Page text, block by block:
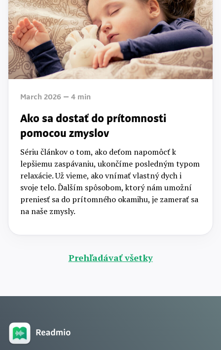
March 2026 4 min
Ako sa dostať do prítomnosti
pomocou zmyslov
Sériu článkov o tom, ako deťom napomôcť k
lepšiemu zaspávaniu, ukončíme posledným typom
relaxácie. Už vieme, ako vnímať vlastný dych i
svoje telo. Ďalším spôsobom, ktorý nám umožní
preniesť sa do prítomného okamihu, je zamerať sa
na naše zmysly.
Prehľadávať všetky